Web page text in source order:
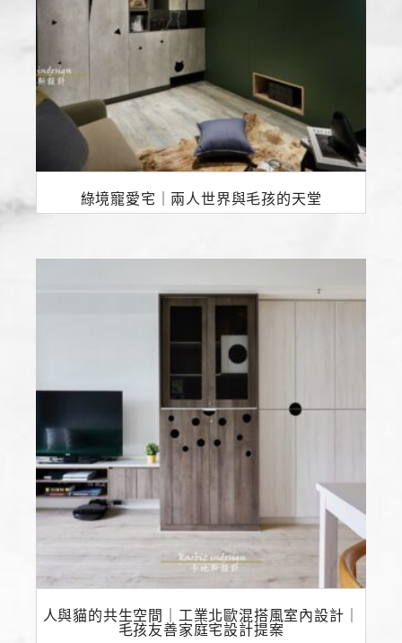
綠境寵愛宅｜兩人世界與毛孩的天堂
人與貓的共生空間｜工業北歐混搭風室內設計｜
毛孩友善家庭宅設計提案